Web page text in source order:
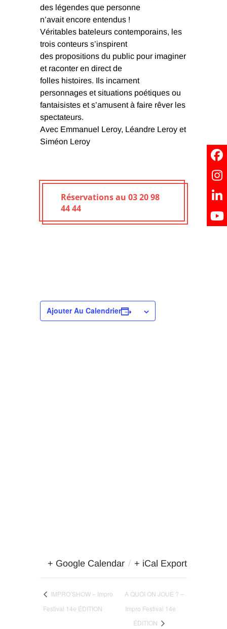
des légendes que personne
n’avait encore entendus !
Véritables bateleurs contemporains, les
trois conteurs s’inspirent
des propositions du public pour imaginer
et raconter en direct de
folles histoires. Ils incarnent
personnages et situations poétiques ou
fantaisistes et s’amusent à faire rêver les
spectateurs.
Avec Emmanuel Leroy, Léandre Leroy et
Siméon Leroy
Réservations au 03 20 98
44 44
Ajouter Au Calendrier
+ Google Calendar / + iCal Export
IMPRO’SHOW – Impro
Festival 14e ÉDITION
A QUOI ON JOUE ? –
Impro Festival 14e
ÉDITION